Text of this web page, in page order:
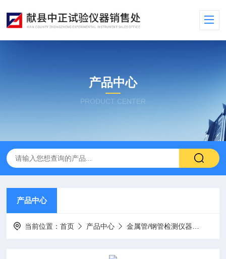
产品中心
PRODUCT CENTER
产品中心
当前位置：首页 产品中心 金属管/钢管检测仪器